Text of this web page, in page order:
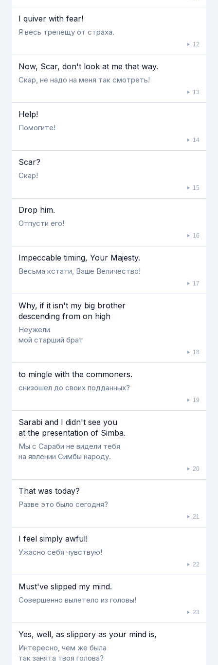
Ι quiver with fear!
Я весь трепещу от страха.
12
Now, Scar, don't look at me that way.
Скар, не надо на меня так смотреть!
13
Help!
Помогите!
14
Scar?
Скар!
15
Drop him.
Отпусти его!
16
Ιmpeccable timing, Your Majesty.
Весьма кстати, Ваше Величество!
17
Why, if it isn't my big brother
descending from on high
Неужели
мой старший брат
18
to mingle with the commoners.
снизошел до своих подданных?
19
Sarabi and Ι didn't see you
at the presentation of Simba.
Мы с Сараби не видели тебя
на явлении Симбы народу.
20
That was today?
Разве это было сегодня?
21
Ι feel simply awful!
Ужасно себя чувствую!
22
Must've slipped my mind.
Совершенно вылетело из головы!
23
Yes, well, as slippery as your mind is,
Интересно, чем же была
так занята твоя голова?